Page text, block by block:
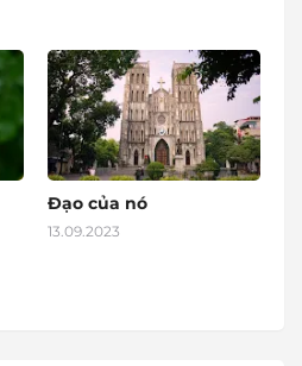
Đạo của nó
13.09.2023